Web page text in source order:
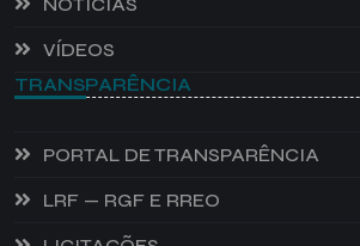
VÍDEOS
TRANSPARÊNCIA
PORTAL DE TRANSPARÊNCIA
LRF — RGF E RREO